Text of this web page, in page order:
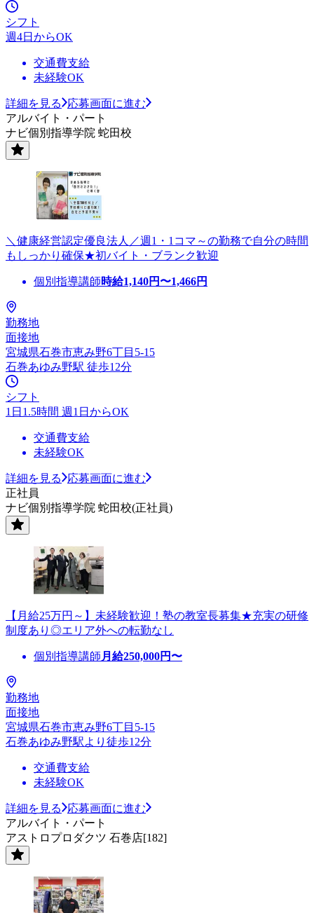
シフト
週4日からOK
交通費支給
未経験OK
詳細を見る
応募画面に進む
アルバイト・パート
ナビ個別指導学院 蛇田校
＼健康経営認定優良法人／週1・1コマ～の勤務で自分の時間
もしっかり確保★初バイト・ブランク歓迎
個別指導講師時給1,140円〜1,466円
勤務地
面接地
宮城県石巻市恵み野6丁目5-15
石巻あゆみ野駅 徒歩12分
シフト
1日1.5時間 週1日からOK
交通費支給
未経験OK
詳細を見る
応募画面に進む
正社員
ナビ個別指導学院 蛇田校(正社員)
【月給25万円～】未経験歓迎！塾の教室長募集★充実の研修
制度あり◎エリア外への転勤なし
個別指導講師 月給250,000円〜
勤務地
面接地
宮城県石巻市恵み野6丁目5-15
石巻あゆみ野駅より徒歩12分
交通費支給
未経験OK
詳細を見る
応募画面に進む
アルバイト・パート
アストロプロダクツ 石巻店[182]